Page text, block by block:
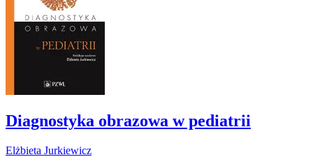
Diagnostyka obrazowa w pediatrii
Elżbieta Jurkiewicz